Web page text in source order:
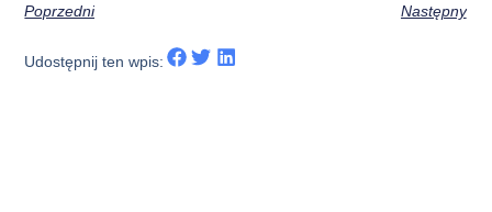
Poprzedni Następny
Udostępnij ten wpis: